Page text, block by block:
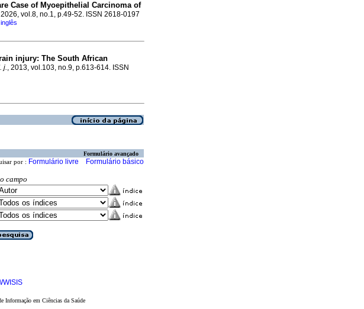
Case of Myoepithelial Carcinoma of
2026, vol.8, no.1, p.49-52. ISSN 2618-0197
injury: The South African
j., 2013, vol.103, no.9, p.613-614. ISSN
Formulário avançado
por : Formulário livre Formulário básico
campo
em Ciências da Saúde